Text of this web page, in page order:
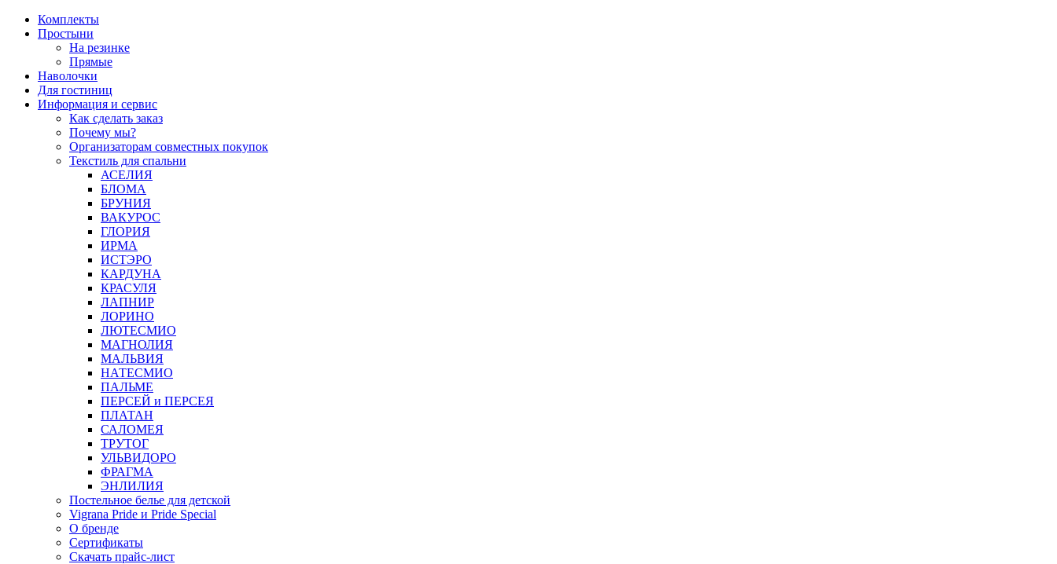
Перейти
содержимому
Комплекты
Простыни
На резинке
Прямые
Наволочки
Для гостиниц
Информация и сервис
Как сделать заказ
Почему мы?
Организаторам совместных покупок
Текстиль для спальни
АСЕЛИЯ
БЛОМА
БРУНИЯ
ВАКУРОС
ГЛОРИЯ
ИРМА
ИСТЭРО
КАРДУНА
КРАСУЛЯ
ЛАПНИР
ЛОРИНО
ЛЮТЕСМИО
МАГНОЛИЯ
МАЛЬВИЯ
НАТЕСМИО
ПАЛЬМЕ
ПЕРСЕЙ и ПЕРСЕЯ
ПЛАТАН
САЛОМЕЯ
ТРУТОГ
УЛЬВИДОРО
ФРАГМА
ЭНЛИЛИЯ
Постельное белье для детской
Vigrana Pride и Pride Special
О бренде
Сертификаты
Скачать прайс-лист